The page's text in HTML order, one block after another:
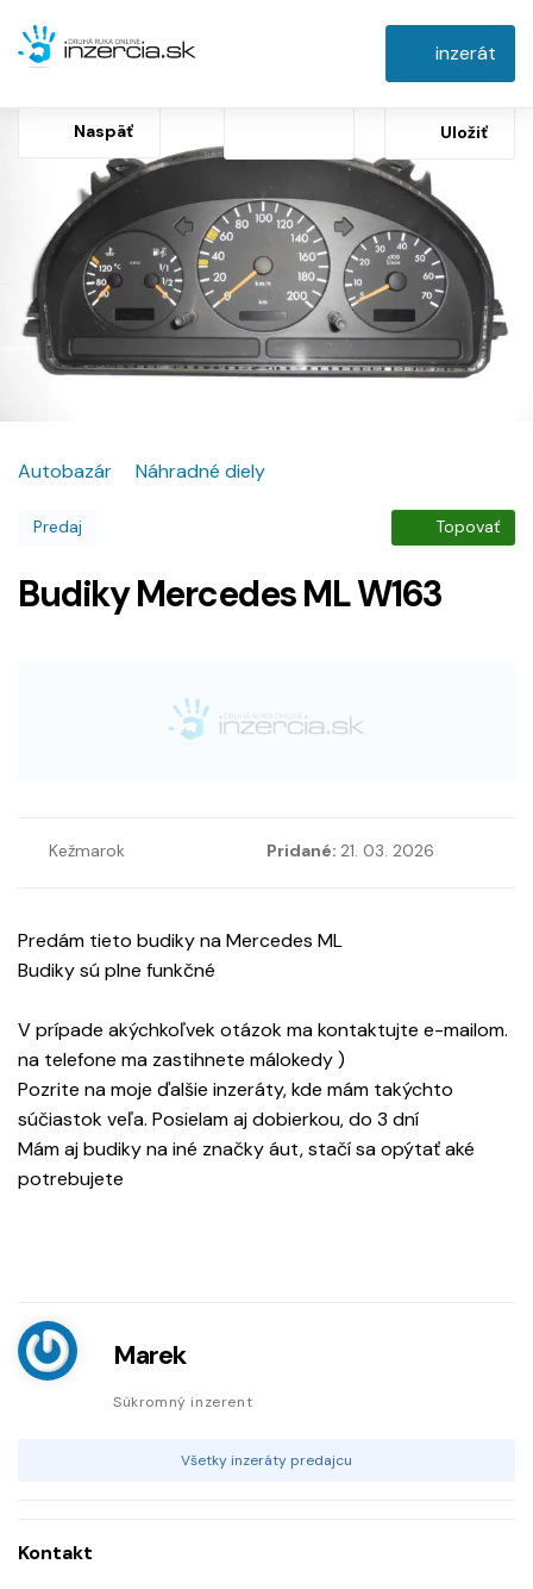
inzerát
Naspäť Uložiť
Autobazár Náhradné diely
Predaj Topovať
Budiky Mercedes ML W163
Kežmarok Pridané: 21. 03. 2026
Predám tieto budiky na Mercedes ML
Budiky sú plne funkčné
V prípade akýchkoľvek otázok ma kontaktujte e-mailom.
na telefone ma zastihnete málokedy )
Pozrite na moje ďalšie inzeráty, kde mám takýchto
súčiastok veľa. Posielam aj dobierkou, do 3 dní
Mám aj budiky na iné značky áut, stačí sa opýtať aké
potrebujete
Marek
Súkromný inzerent
Všetky inzeráty predajcu
Kontakt